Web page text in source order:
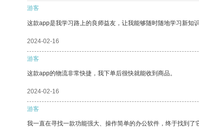
游客
这款app是我学习路上的良师益友，让我能够随时随地学习新知识
2024-02-16
游客
这款app的物流非常快捷，我下单后很快就能收到商品。
2024-02-16
游客
我一直在寻找一款功能强大、操作简单的办公软件，终于找到